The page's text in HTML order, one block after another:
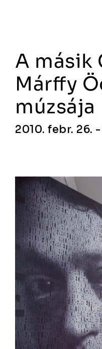
A másik
Márffy
múzsája
2010. febr. 26.